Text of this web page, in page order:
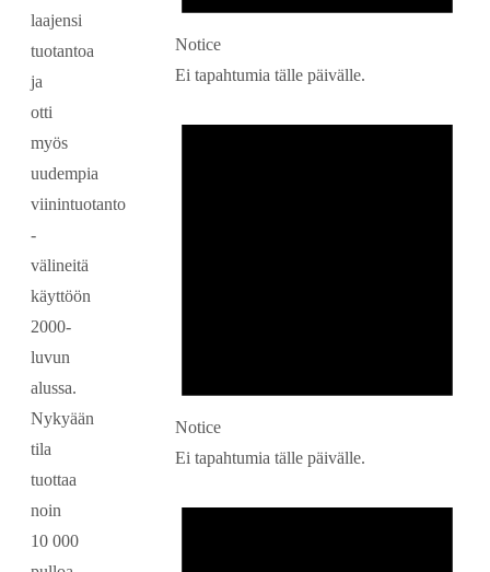
laajensi
tuotantoa
ja
otti
myös
uudempia
viinintuotanto
-
välineitä
käyttöön
2000-
luvun
alussa.
Nykyään
tila
tuottaa
noin
10 000
Notice
Ei tapahtumia tälle päivälle.
Notice
Ei tapahtumia tälle päivälle.